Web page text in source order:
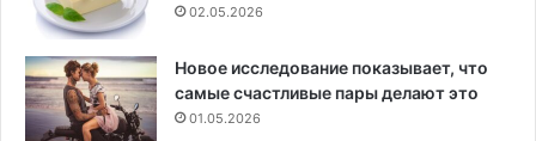
02.05.2026
Новое исследование показывает, что
самые счастливые пары делают это
01.05.2026